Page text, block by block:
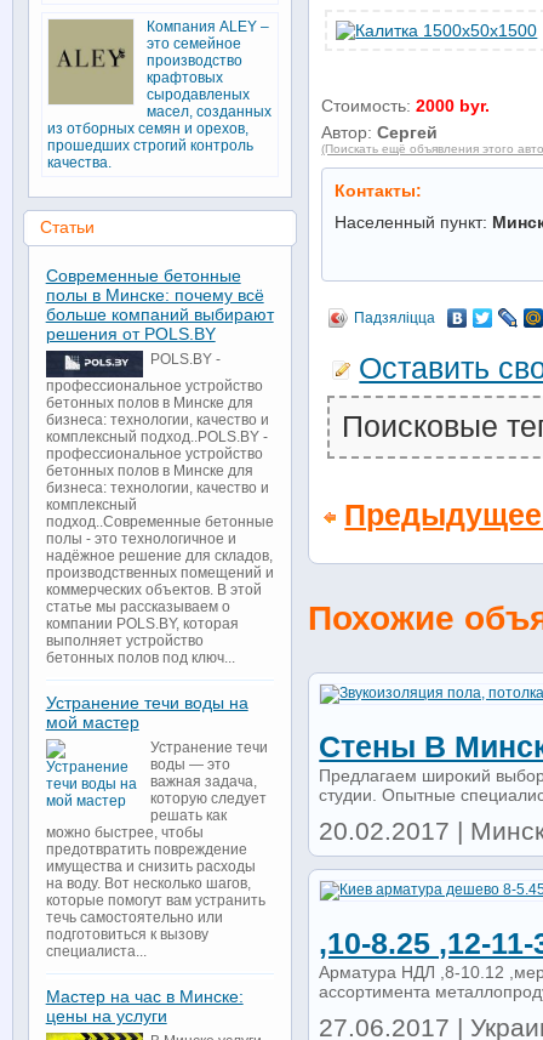
Стоимость:2000 byr.
Автор:Сергей
(Поискать ещё объявления этого
Контакты:
Населенный пункт:
Падзяліцца
Оставить
Поисковые
Похожие
Стены В
Предлагаем широкий
студии. Опытные
20.02.2017 |
,10-8.25 ,12-11-
Арматура НДЛ ,8-10.12
ассортимента
27.06.2017 |
Компания ALEY –
это семейное
производство
крафтовых
сыродавленых
масел, созданных
из отборных семян и орехов,
прошедших строгий контроль
качества.
Статьи
Современные бетонные
полы в Минске: почему всё
больше компаний выбирают
решения от POLS.BY
POLS.BY -
профессиональное устройство
бетонных полов в Минске для
бизнеса: технологии, качество и
комплексный подход..POLS.BY -
профессиональное устройство
бетонных полов в Минске для
бизнеса: технологии, качество и
комплексный
подход..Современные бетонные
полы - это технологичное и
надёжное решение для складов,
производственных помещений и
коммерческих объектов. В этой
статье мы рассказываем о
компании POLS.BY, которая
выполняет устройство
бетонных полов под ключ...
Устранение течи воды на
мой мастер
Устранение течи
воды — это
важная задача,
которую следует
решать как
можно быстрее, чтобы
предотвратить повреждение
имущества и снизить расходы
на воду. Вот несколько шагов,
которые помогут вам устранить
течь самостоятельно или
подготовиться к вызову
специалиста...
Мастер на час в Минске:
цены на услуги